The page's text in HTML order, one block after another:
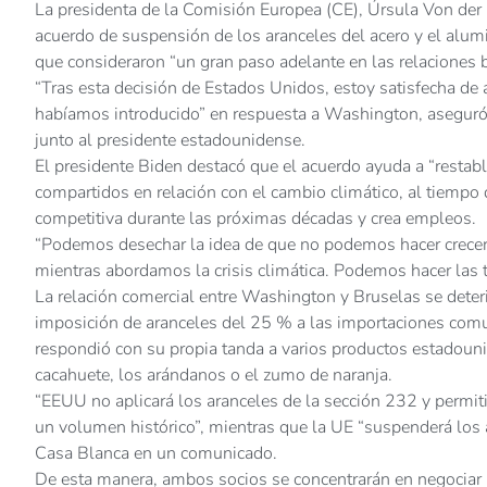
La presidenta de la Comisión Europea (CE), Úrsula Von
acuerdo de suspensión de los aranceles del acero y el
que consideraron “un gran paso adelante en las
“Tras esta decisión de Estados Unidos, estoy satisfecha
habíamos introducido” en respuesta a Washington,
junto al presidente estadounidense.
El presidente Biden destacó que el acuerdo ayuda a
compartidos en relación con el cambio climático, al
competitiva durante las próximas décadas y crea empleos.
“Podemos desechar la idea de que no podemos hacer
mientras abordamos la crisis climática. Podemos hacer las
La relación comercial entre Washington y Bruselas se
imposición de aranceles del 25 % a las importaciones
respondió con su propia tanda a varios productos
cacahuete, los arándanos o el zumo de naranja.
“EEUU no aplicará los aranceles de la sección 232 y
un volumen histórico”, mientras que la UE “suspenderá
Casa Blanca en un comunicado.
De esta manera, ambos socios se concentrarán en